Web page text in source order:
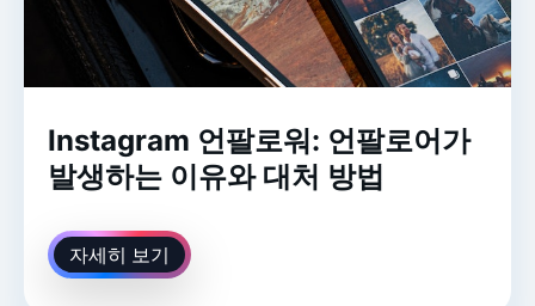
Instagram 언팔로워: 언팔로어가
발생하는 이유와 대처 방법
자세히 보기